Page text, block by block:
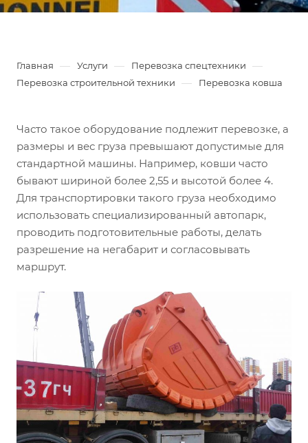
Главная — Услуги — Перевозка спецтехники —
Перевозка строительной техники — Перевозка ковша
Часто такое оборудование подлежит перевозке, а
размеры и вес груза превышают допустимые для
стандартной машины. Например, ковши часто
бывают шириной более 2,55 и высотой более 4.
Для транспортировки такого груза необходимо
использовать специализированный автопарк,
проводить подготовительные работы, делать
разрешение на негабарит и согласовывать
маршрут.